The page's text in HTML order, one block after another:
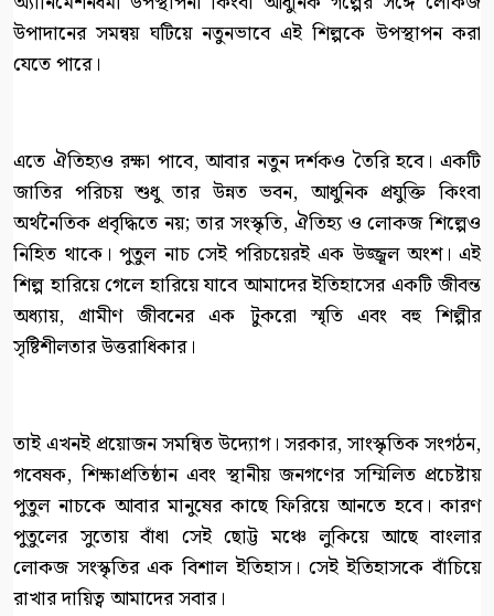
উপাদানের সমন্বয় ঘটিয়ে নতুনভাবে এই শিল্পকে উপস্থাপন করা
যেতে পারে।
এতে ঐতিহ্যও রক্ষা পাবে, আবার নতুন দর্শকও তৈরি হবে। একটি
জাতির পরিচয় শুধু তার উন্নত ভবন, আধুনিক প্রযুক্তি কিংবা
অর্থনৈতিক প্রবৃদ্ধিতে নয়; তার সংস্কৃতি, ঐতিহ্য ও লোকজ শিল্পেও
নিহিত থাকে। পুতুল নাচ সেই পরিচয়েরই এক উজ্জ্বল অংশ। এই
শিল্প হারিয়ে গেলে হারিয়ে যাবে আমাদের ইতিহাসের একটি জীবন্ত
অধ্যায়, গ্রামীণ জীবনের এক টুকরো স্মৃতি এবং বহু শিল্পীর
সৃষ্টিশীলতার উত্তরাধিকার।
তাই এখনই প্রয়োজন সমন্বিত উদ্যোগ। সরকার, সাংস্কৃতিক সংগঠন,
গবেষক, শিক্ষাপ্রতিষ্ঠান এবং স্থানীয় জনগণের সম্মিলিত প্রচেষ্টায়
পুতুল নাচকে আবার মানুষের কাছে ফিরিয়ে আনতে হবে। কারণ
পুতুলের সুতোয় বাঁধা সেই ছোট্ট মঞ্চে লুকিয়ে আছে বাংলার
লোকজ সংস্কৃতির এক বিশাল ইতিহাস। সেই ইতিহাসকে বাঁচিয়ে
রাখার দায়িত্ব আমাদের সবার।